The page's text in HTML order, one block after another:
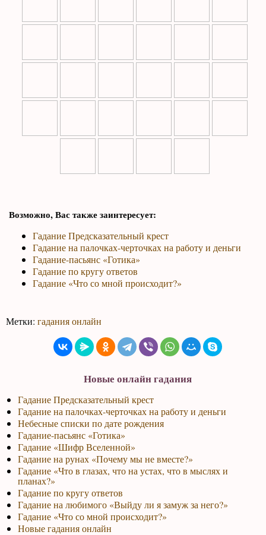
Возможно, Вас также заинтересует:
Гадание Предсказательный крест
Гадание на палочках-черточках на работу и деньги
Гадание-пасьянс «Готика»
Гадание по кругу ответов
Гадание «Что со мной происходит?»
Метки:гадания онлайн
Новые онлайн гадания
Гадание Предсказательный крест
Гадание на палочках-черточках на работу и деньги
Небесные списки по дате рождения
Гадание-пасьянс «Готика»
Гадание «Шифр Вселенной»
Гадание на рунах «Почему мы не вместе?»
Гадание «Что в глазах, что на устах, что в мыслях и
планах?»
Гадание по кругу ответов
Гадание на любимого «Выйду ли я замуж за него?»
Гадание «Что со мной происходит?»
Новые гадания онлайн